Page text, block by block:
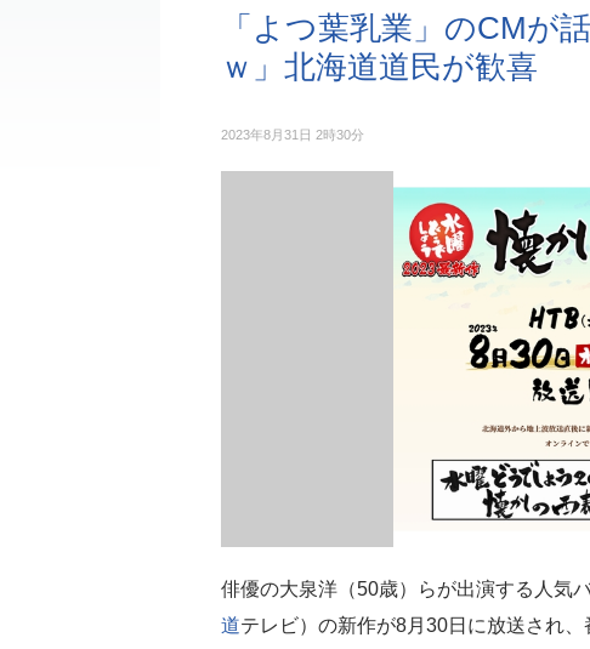
「よつ葉乳業」のCMが
ｗ」北海道道民が歓喜
2023年8月31日 2時30分
俳優の大泉洋（50歳）らが出演する人気
道テレビ）の新作が8月30日に放送され